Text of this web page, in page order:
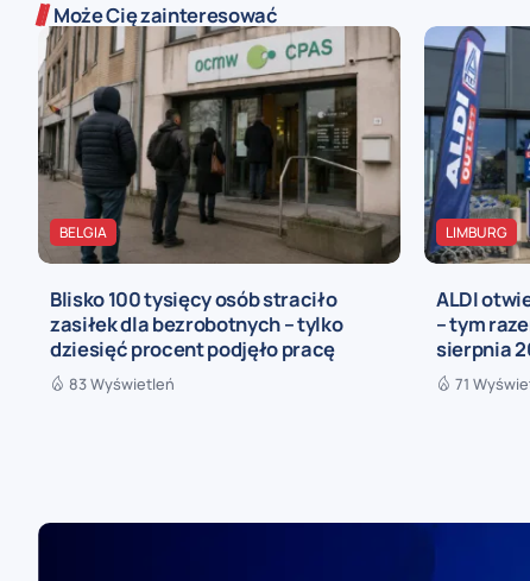
Może Cię zainteresować
BELGIA
Blisko 100 tysięcy osób straciło
zasiłek dla bezrobotnych – tylko
dziesięć procent podjęło pracę
83 Wyświetleń
LIMBURG
ALDI
– tym
sierpnia
71